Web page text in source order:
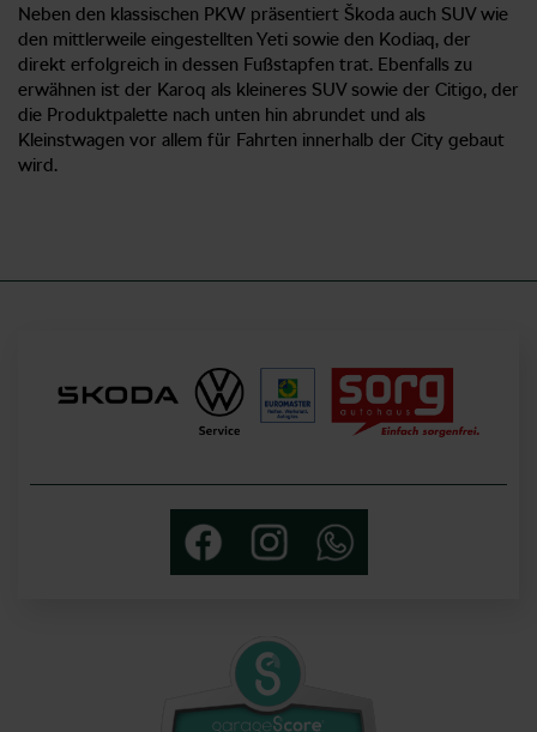
Neben den klassischen PKW präsentiert Škoda auch SUV wie
den mittlerweile eingestellten Yeti sowie den Kodiaq, der
direkt erfolgreich in dessen Fußstapfen trat. Ebenfalls zu
erwähnen ist der Karoq als kleineres SUV sowie der Citigo, der
die Produktpalette nach unten hin abrundet und als
Kleinstwagen vor allem für Fahrten innerhalb der City gebaut
wird.